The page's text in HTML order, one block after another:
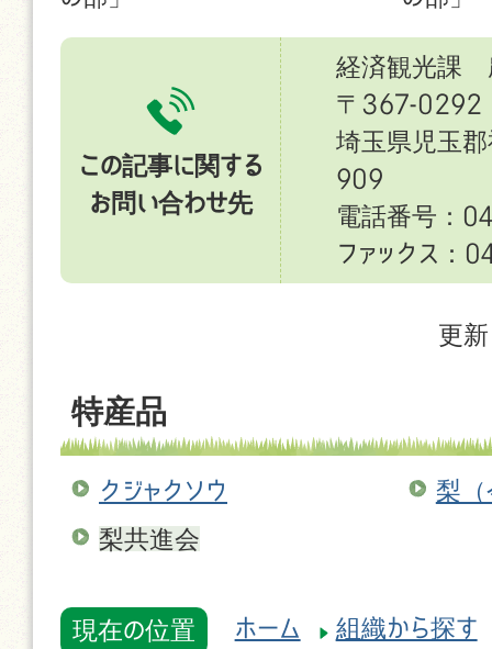
この記事に関する
お問い合わせ先
経済観光課
〒367-0292
埼玉県児玉
909
電話番号：
ファックス：
更
特産品
クジャクソウ
梨（
梨共進会
現在の位置 ホーム
組織から探す